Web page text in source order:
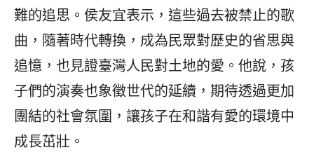
難的追思。侯友宜表示，這些過去被禁止的歌
曲，隨著時代轉換，成為民眾對歷史的省思與
追憶，也見證臺灣人民對土地的愛。他說，孩
子們的演奏也象徵世代的延續，期待透過更加
團結的社會氛圍，讓孩子在和諧有愛的環境中
成長茁壯。